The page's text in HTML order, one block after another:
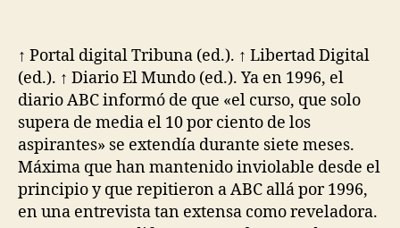
entrada
entrada
↑ Portal digital Tribuna (ed.). ↑ Libertad Digital
(ed.). ↑ Diario El Mundo (ed.). Ya en 1996, el
diario ABC informó de que «el curso, que solo
supera de media el 10 por ciento de los
aspirantes» se extendía durante siete meses.
Máxima que han mantenido inviolable desde el
principio y que repitieron a ABC allá por 1996,
en una entrevista tan extensa como reveladora.